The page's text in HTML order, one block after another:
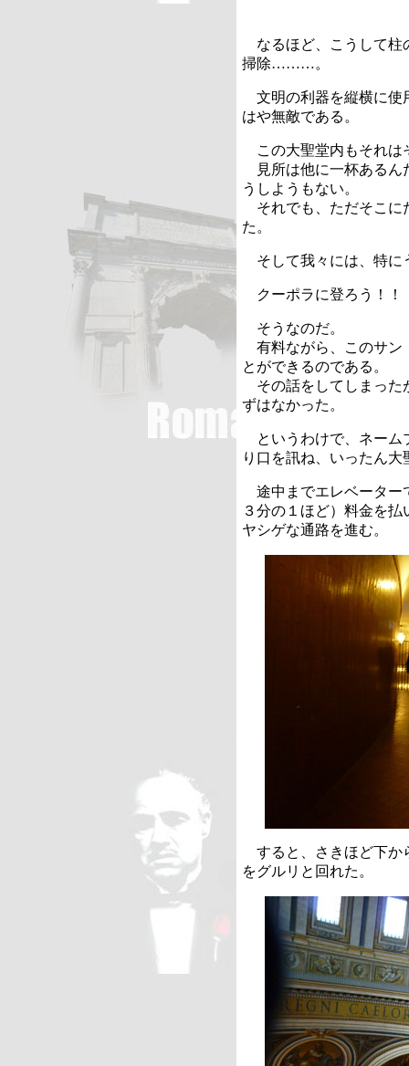
なるほど、こうして柱
掃除………。
文明の利器を縦横に使
はや無敵である。
この大聖堂内もそれは
見所は他に一杯あるん
うしようもない。
それでも、ただそこに
た。
そして我々には、特に
クーポラに登ろう！！
そうなのだ。
有料ながら、このサン
とができるのである。
その話をしてしまった
ずはなかった。
というわけで、ネーム
り口を訊ね、いったん
途中までエレベーター
３分の１ほど）料金を
ヤシゲな通路を進む。
すると、さきほど下か
をグルリと回れた。